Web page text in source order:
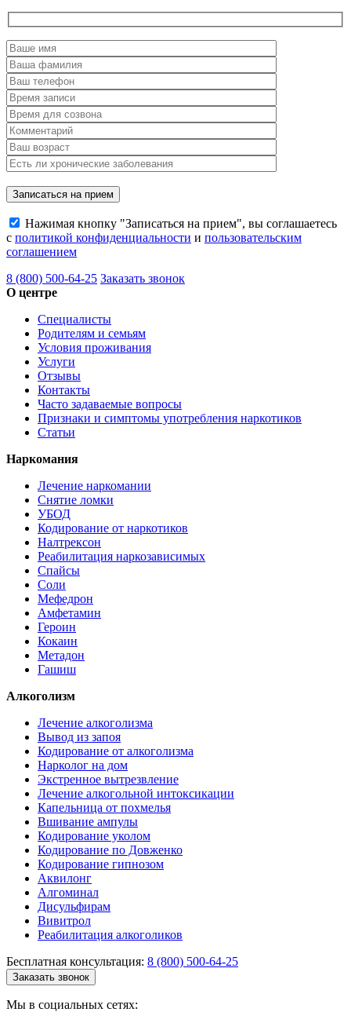
Нажимая кнопку "Записаться на прием", вы соглашаетесь
с политикой конфиденциальности и пользовательским
соглашением
8 (800) 500-64-25 Заказать звонок
О центре
Специалисты
Родителям и семьям
Условия проживания
Услуги
Отзывы
Контакты
Часто задаваемые вопросы
Признаки и симптомы употребления наркотиков
Статьи
Наркомания
Лечение наркомании
Снятие ломки
УБОД
Кодирование от наркотиков
Налтрексон
Реабилитация наркозависимых
Спайсы
Соли
Мефедрон
Амфетамин
Героин
Кокаин
Метадон
Гашиш
Алкоголизм
Лечение алкоголизма
Вывод из запоя
Кодирование от алкоголизма
Нарколог на дом
Экстренное вытрезвление
Лечение алкогольной интоксикации
Капельница от похмелья
Вшивание ампулы
Кодирование уколом
Кодирование по Довженко
Кодирование гипнозом
Аквилонг
Алгоминал
Дисульфирам
Вивитрол
Реабилитация алкоголиков
Бесплатная консультация: 8 (800) 500-64-25
Заказать звонок
Мы в социальных сетях: